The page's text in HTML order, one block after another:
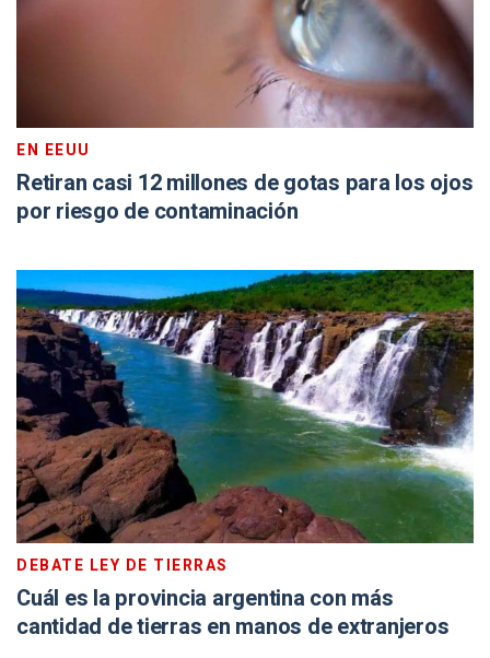
EN EEUU
Retiran casi 12 millones de gotas para los ojos
por riesgo de contaminación
DEBATE LEY DE TIERRAS
Cuál es la provincia argentina con más
cantidad de tierras en manos de extranjeros